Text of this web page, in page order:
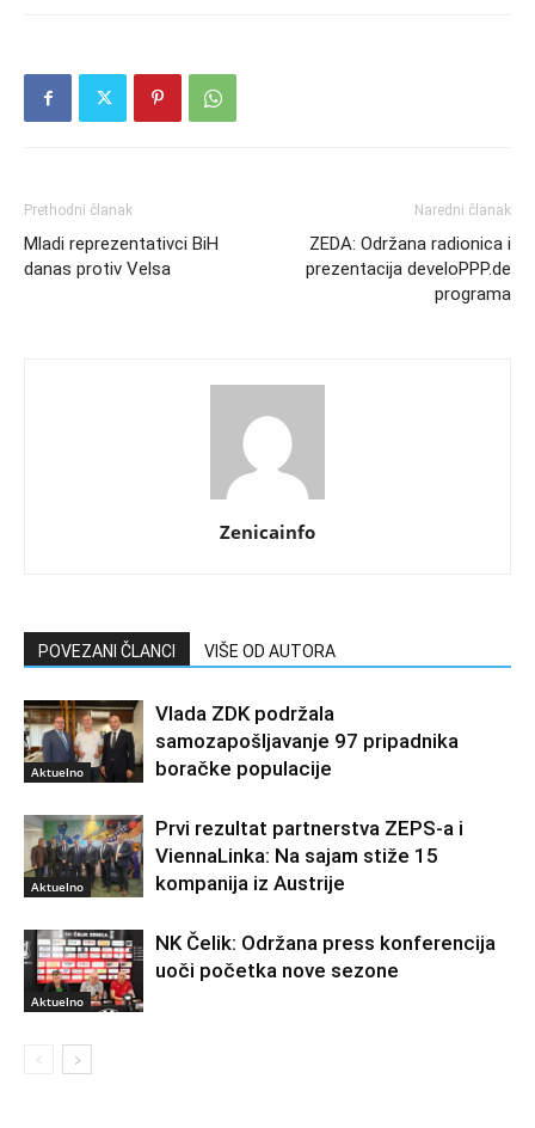
Prethodni članak
Mladi reprezentativci BiH
danas protiv Velsa
Naredni članak
ZEDA: Održana radionica i
prezentacija develoPPP.de
programa
Zenicainfo
POVEZANI ČLANCI VIŠE OD AUTORA
Aktuelno
Vlada ZDK podržala
samozapošljavanje 97 pripadnika
boračke populacije
Aktuelno
Prvi rezultat partnerstva ZEPS-a i
ViennaLinka: Na sajam stiže 15
kompanija iz Austrije
Aktuelno
NK Čelik: Održana press konferencija
uoči početka nove sezone